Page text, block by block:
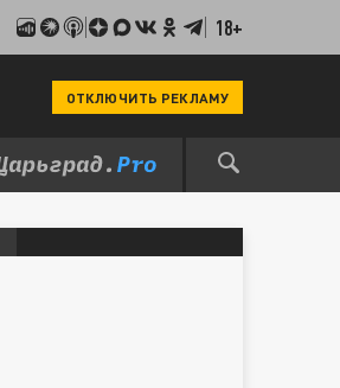
18+
ОТКЛЮЧИТЬ РЕКЛАМУ